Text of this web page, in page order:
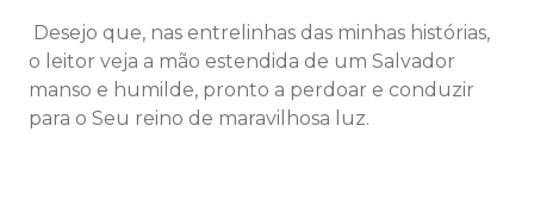
Desejo que, nas entrelinhas das minhas histórias,
o leitor veja a mão estendida de um Salvador
manso e humilde, pronto a perdoar e conduzir
para o Seu reino de maravilhosa luz.